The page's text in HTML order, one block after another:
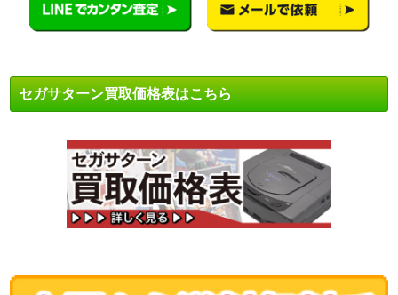
セガサターン買取価格表はこちら